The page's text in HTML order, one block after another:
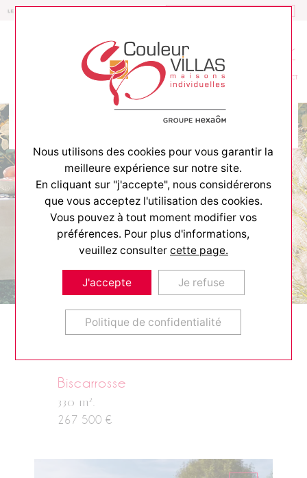
CONTACT
ACCUEIL>TERRAINS AVEC MAISONS>PAGE 10
Terrains avec maisons
Choisissez votre futur lieu de vie en
découvrant notre sélection de maisons
avec terrains.
Biscarrosse
330 m 2.
267 500 €
Nous utilisons des cookies pour vous garantir la
meilleure expérience sur notre site.
En cliquant sur "j'accepte", nous considérerons
que vous acceptez l'utilisation des cookies.
Vous pouvez à tout moment modifier vos
préférences. Pour plus d'informations,
veuillez consulter cette page.
J'accepte Je refuse
Politique de confidentialité